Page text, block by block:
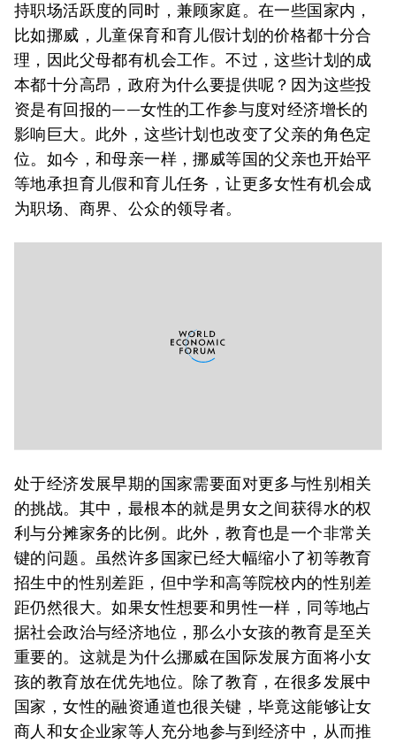
持职场活跃度的同时，兼顾家庭。在一些国家内，
比如挪威，儿童保育和育儿假计划的价格都十分合
理，因此父母都有机会工作。不过，这些计划的成
本都十分高昂，政府为什么要提供呢？因为这些投
资是有回报的——女性的工作参与度对经济增长的
影响巨大。此外，这些计划也改变了父亲的角色定
位。如今，和母亲一样，挪威等国的父亲也开始平
等地承担育儿假和育儿任务，让更多女性有机会成
为职场、商界、公众的领导者。
处于经济发展早期的国家需要面对更多与性别相关
的挑战。其中，最根本的就是男女之间获得水的权
利与分摊家务的比例。此外，教育也是一个非常关
键的问题。虽然许多国家已经大幅缩小了初等教育
招生中的性别差距，但中学和高等院校内的性别差
距仍然很大。如果女性想要和男性一样，同等地占
据社会政治与经济地位，那么小女孩的教育是至关
重要的。这就是为什么挪威在国际发展方面将小女
孩的教育放在优先地位。除了教育，在很多发展中
国家，女性的融资通道也很关键，毕竟这能够让女
商人和女企业家等人充分地参与到经济中，从而推